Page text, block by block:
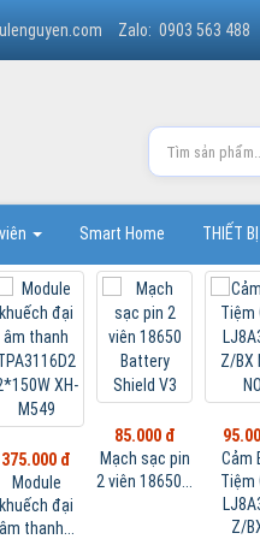
Zalo: 0903 563 488
Smart Home THIẾT
375.000 đ
Module
khuếch đại
âm thanh...
85.000 đ
Mạch sạc pin
2 viên 18650...
Cảm
Tiệm
Z/